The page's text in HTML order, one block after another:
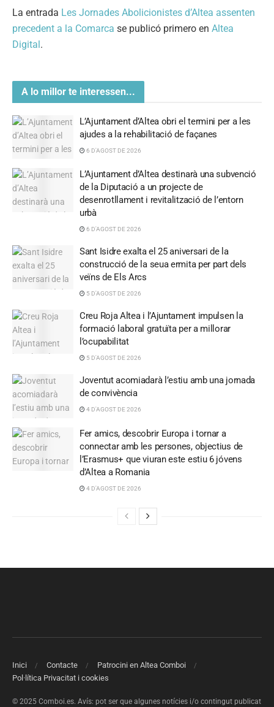
La entrada Les Jornades Abolicionistes d’Altea assenten
precedent a la Comarca se publicó primero en Altea
Digital.
A lo millor te interessen...
L’Ajuntament d’Altea obri el termini per a les
ajudes a la rehabilitació de façanes
6 D'AGOST DE 2026
L’Ajuntament d’Altea destinarà una subvenció
de la Diputació a un projecte de
desenrotllament i revitalització de l’entorn
urbà
6 D'AGOST DE 2026
Sant Isidre exalta el 25 aniversari de la
construcció de la seua ermita per part dels
veïns de Els Arcs
5 D'AGOST DE 2026
Creu Roja Altea i l’Ajuntament impulsen la
formació laboral gratuïta per a millorar
l’ocupabilitat
5 D'AGOST DE 2026
Joventut acomiadarà l’estiu amb una jornada
de convivència
4 D'AGOST DE 2026
Fer amics, descobrir Europa i tornar a
connectar amb les persones, objectius de
l’Erasmus+ que viuran este estiu 6 jóvens
d’Altea a Romania
4 D'AGOST DE 2026
Inici Contacte
Patrocini en Altea Comboi
Pol·lítica Privacitat i cookies
© 2025 Comboi.es. Avís: pot ser que algunes notícies i/o contingut publicat